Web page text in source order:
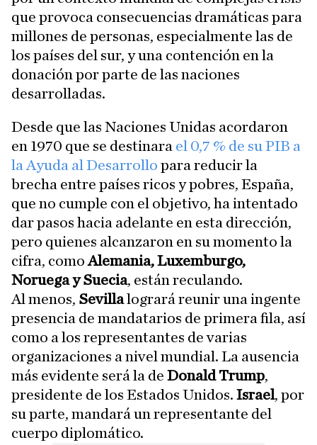
que provoca consecuencias dramáticas para
millones de personas, especialmente las de
los países del sur, y una contención en la
donación por parte de las naciones
desarrolladas.
Desde que las Naciones Unidas acordaron
en 1970 que se destinara el 0,7 % de su PIB a
la Ayuda al Desarrollo para reducir la
brecha entre países ricos y pobres, España,
que no cumple con el objetivo, ha intentado
dar pasos hacia adelante en esta dirección,
pero quienes alcanzaron en su momento la
cifra, comoAlemania, Luxemburgo,
Noruega y Suecia, están reculando.
Al menos, Sevillalogrará reunir una ingente
presencia de mandatarios de primera fila, así
como a los representantes de varias
organizaciones a nivel mundial. La ausencia
más evidente será la de Donald Trump,
presidente de los Estados Unidos. Israel, por
su parte, mandará un representante del
cuerpo diplomático.